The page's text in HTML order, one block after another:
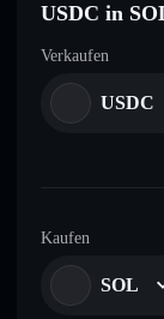
USDC in
Verkaufen
USDC
Kaufen
SOL